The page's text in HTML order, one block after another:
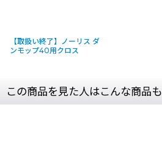
【取扱い終了】ノーリス ダ
ンモップ40用クロス
この商品を見た人はこんな商品